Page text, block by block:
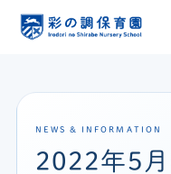
NEWS & INFORMATION
2022年5